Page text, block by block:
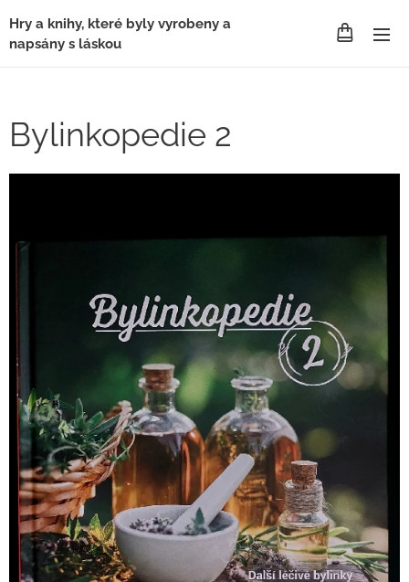
Hry a knihy, které byly vyrobeny a
napsány s láskou
Bylinkopedie 2